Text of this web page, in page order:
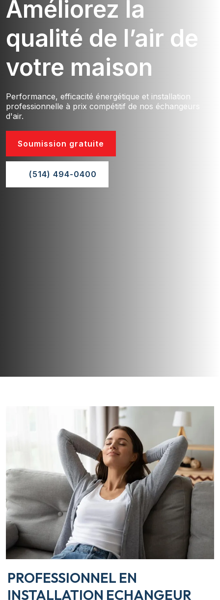
Améliorez la
qualité de l’air de
votre maison
Performance, efficacité énergétique et installation
professionnelle à prix compétitif de nos échangeurs
d'air.
Soumission gratuite
(514) 494-0400
PROFESSIONNEL EN
INSTALLATION ECHANGEUR